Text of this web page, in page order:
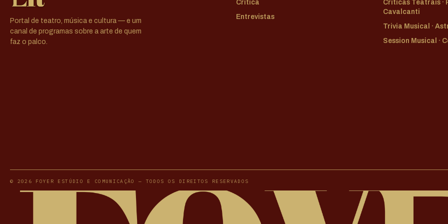
Portal de teatro, música e cultura — e um
canal de programas sobre a arte de quem
faz o palco.
Crítica
Entrevistas
Críticas Teatrais ·
Cavalcanti
Trivia Musical ·
Session Musical ·
© 2026 FOYER ESTÚDIO E COMUNICAÇÃO — TODOS OS DIREITOS RESERVADOS